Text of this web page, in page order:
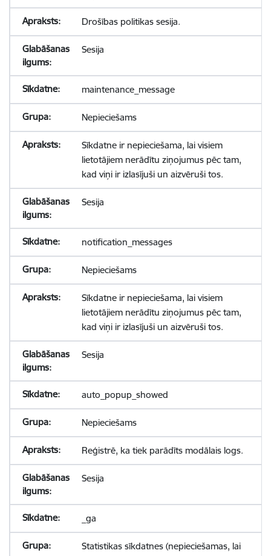
Drošības politikas sesija.
Sesija
maintenance_message
Nepieciešams
Sīkdatne ir nepieciešama, lai visiem
lietotājiem nerādītu ziņojumus pēc tam,
kad viņi ir izlasījuši un aizvēruši tos.
Sesija
notification_messages
Nepieciešams
Sīkdatne ir nepieciešama, lai visiem
lietotājiem nerādītu ziņojumus pēc tam,
kad viņi ir izlasījuši un aizvēruši tos.
Sesija
auto_popup_showed
Nepieciešams
Reģistrē, ka tiek parādīts modālais logs.
Sesija
_ga
Statistikas sīkdatnes (nepieciešamas, lai